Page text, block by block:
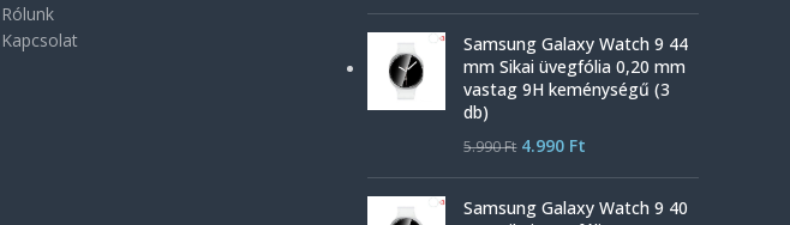
Rólunk
Kapcsolat
Samsung Galaxy Watch 9 44
mm Sikai üvegfólia 0,20 mm
vastag 9H keménységű (3
db)
5.990Ft 4.990 Ft
Samsung Galaxy Watch 9 40